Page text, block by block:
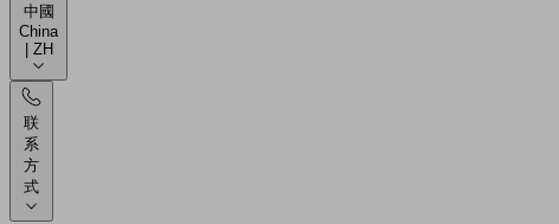
中國
China
| ZH
联
系
方
式